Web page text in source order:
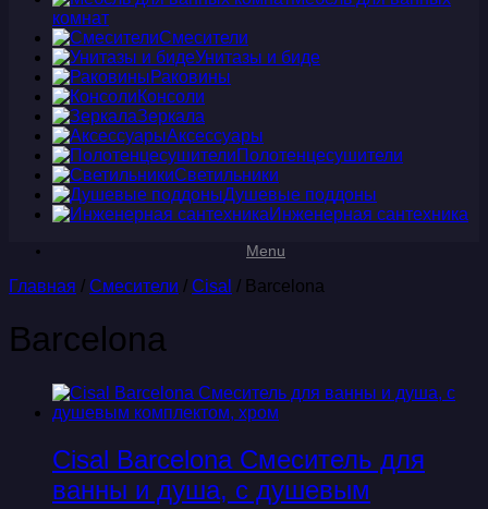
комнат
Смесители
Унитазы и биде
Раковины
Консоли
Зеркала
Аксессуары
Полотенцесушители
Светильники
Душевые поддоны
Инженерная сантехника
Menu
Главная / Смесители / Cisal / Barcelona
Barcelona
Cisal Barcelona Смеситель для
ванны и душа, с душевым